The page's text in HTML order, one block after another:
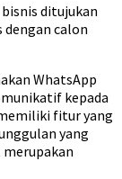
ditujukan
calon
WhatsApp
kepada
fitur yang
yang